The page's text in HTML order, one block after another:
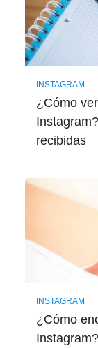
INSTAGRAM
¿Cómo
recibidas
INSTAGRAM
¿Cómo